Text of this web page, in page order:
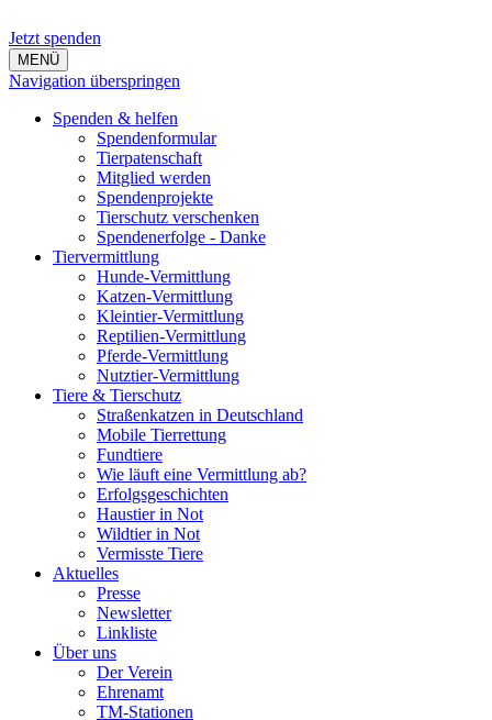
Jetzt spenden
MENÜ
Navigation überspringen
Spenden & helfen
Spendenformular
Tierpatenschaft
Mitglied werden
Spendenprojekte
Tierschutz verschenken
Spendenerfolge - Danke
Tiervermittlung
Hunde-Vermittlung
Katzen-Vermittlung
Kleintier-Vermittlung
Reptilien-Vermittlung
Pferde-Vermittlung
Nutztier-Vermittlung
Tiere & Tierschutz
Straßenkatzen in Deutschland
Mobile Tierrettung
Fundtiere
Wie läuft eine Vermittlung ab?
Erfolgsgeschichten
Haustier in Not
Wildtier in Not
Vermisste Tiere
Aktuelles
Presse
Newsletter
Linkliste
Über uns
Der Verein
Ehrenamt
TM-Stationen